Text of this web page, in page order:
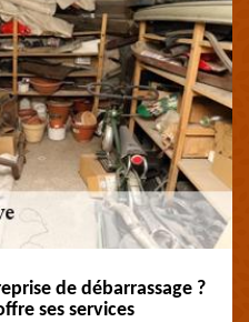
de débarrassage ?
ses services